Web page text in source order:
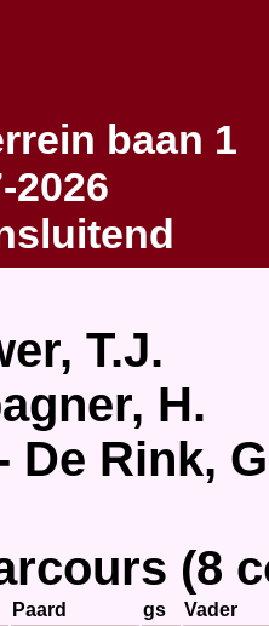
baan 1
2026
T.J.
H.
De Rink,
(8
Paard gs Vader